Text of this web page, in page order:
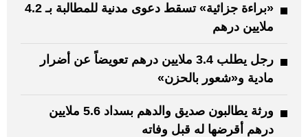
«براءة جزائية» تسقط دعوى مدنية للمطالبة بـ 4.2
ملايين درهم
رجل يطلب 3.4 ملايين درهم تعويضاً عن أضرار
مادية و«شعور بالحزن»
ورثة يطالبون صديق والدهم بسداد 5.6 ملايين
درهم أقرضها له قبل وفاته